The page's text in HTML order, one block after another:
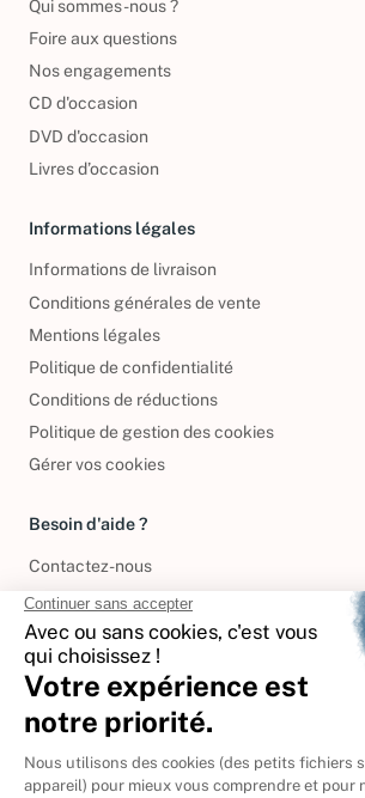
Qui sommes-nous ?
Foire aux questions
Nos engagements
CD d'occasion
DVD d'occasion
Livres d’occasion
Informations légales
Informations de livraison
Conditions générales de vente
Mentions légales
Politique de confidentialité
Conditions de réductions
Politique de gestion des cookies
Gérer vos cookies
Besoin d'aide ?
Contactez-nous
International
🇪🇸Espagne
🇮🇹Italie